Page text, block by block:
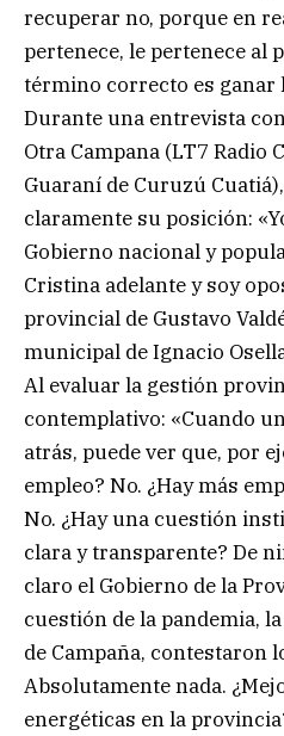
recuperar no, porque en
pertenece, le pertenece al
término correcto es ganar
Durante una entrevista
Otra Campana (LT7 Radio
Guaraní de Curuzú
claramente su posición:
Gobierno nacional y
Cristina adelante y soy
provincial de Gustavo
municipal de Ignacio
Al evaluar la gestión
contemplativo: «Cuando
atrás, puede ver que, por
empleo? No. ¿Hay más
No. ¿Hay una cuestión
clara y transparente? De
claro el Gobierno de la
cuestión de la pandemia,
de Campaña, contestaron
Absolutamente nada.
energéticas en la